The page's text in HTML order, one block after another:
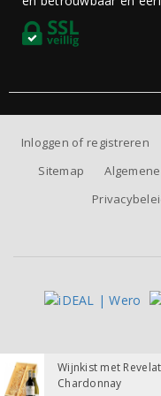
Wijnkist met
Chardonnay
Inloggen of registreren
Sitemap
Alle prijzen zijn inclusief